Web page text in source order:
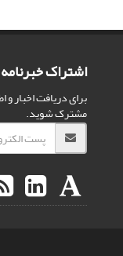
اشتراک خبرنامه
برای دریافت اخبار
مشترک شوید.